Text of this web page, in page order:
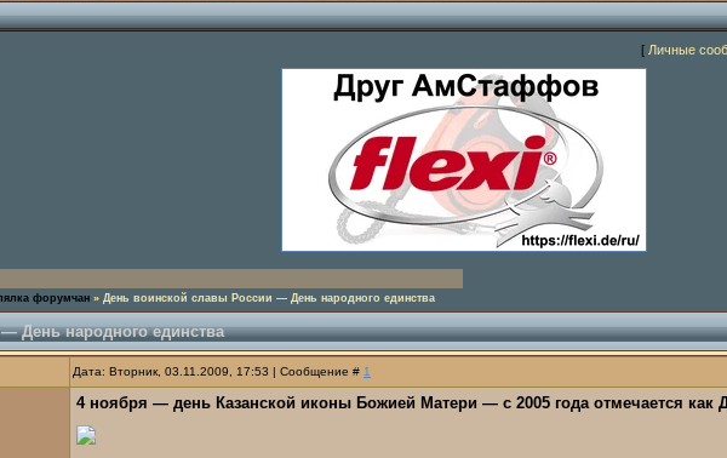
[ Личные
форумчан » День воинской славы России — День народного единства
День народного единства
Дата: Вторник, 03.11.2009, 17:53 | Сообщение # 1
4 ноября — день Казанской иконы Божией Матери — с 2005 года отмечается как